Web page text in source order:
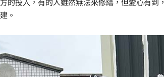
的投入，有的人雖然無法來修繕，但愛心有到，
。